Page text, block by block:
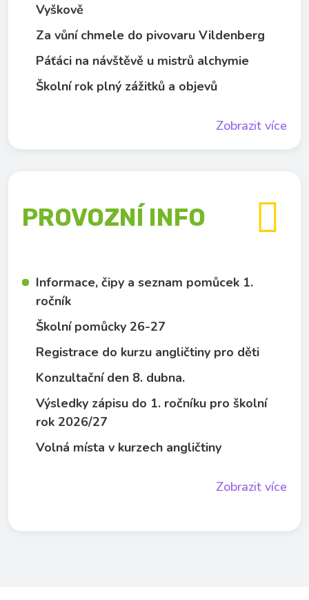
Vyškově
Za vůní chmele do pivovaru Vildenberg
Páťáci na návštěvě u mistrů alchymie
Školní rok plný zážitků a objevů
Zobrazit více
PROVOZNÍ INFO
Informace, čipy a seznam pomůcek 1.
ročník
Školní pomůcky 26-27
Registrace do kurzu angličtiny pro děti
Konzultační den 8. dubna.
Výsledky zápisu do 1. ročníku pro školní
rok 2026/27
Volná místa v kurzech angličtiny
Zobrazit více
